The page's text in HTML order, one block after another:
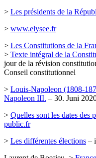
> Les présidents de la
> www.elysee.fr
> Les Constitutions de la
> Texte intégral de la
jour de la révision
Conseil constitutionnel
> Louis-Napoleon (1808-
Napoleon III. – 30. Juni
> Quelles sont les dates des
public.fr
> Les différentes élections –